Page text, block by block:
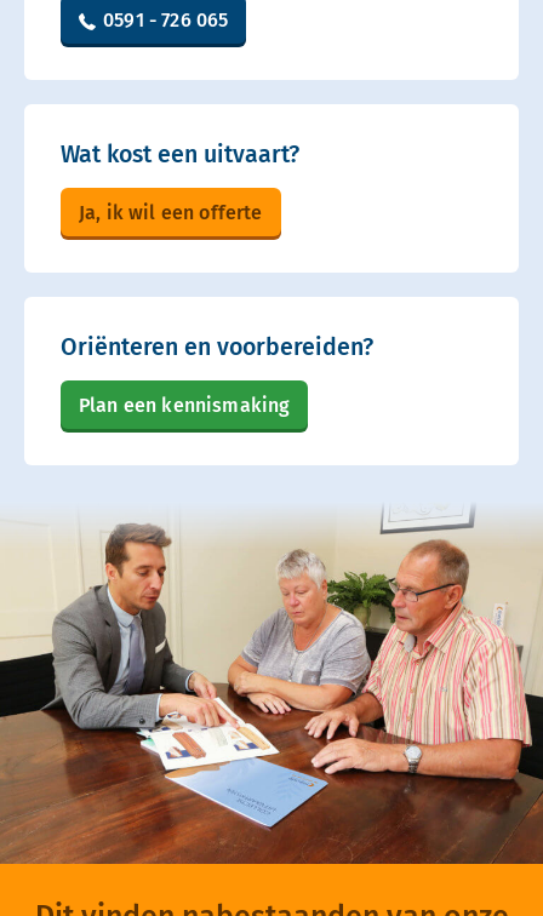
0591 - 726 065
Wat kost een uitvaart?
Ja, ik wil een offerte
Oriënteren en voorbereiden?
Plan een kennismaking